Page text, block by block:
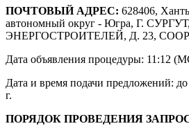
ПОЧТОВЫЙ АДРЕС: 628406,
автономный округ - Югра, Г.
ЭНЕРГОСТРОИТЕЛЕЙ, Д. 23,
Дата объявления процедуры: 11:12
Дата и время подачи предложений:
г.
ПОРЯДОК ПРОВЕДЕНИЯ